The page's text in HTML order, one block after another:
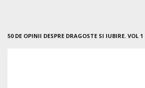
50 DE OPINII DESPRE DRAGOSTE SI IUBIRE. VOL 1